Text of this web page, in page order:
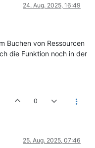
24. Aug. 2025, 16:49
Buchen von Ressourcen
die Funktion noch in der
0
25. Aug. 2025, 07:46